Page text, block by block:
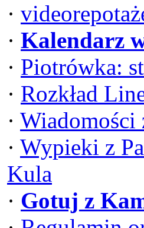
·
· Kalendarz
· Piotrówka:
· Rozkład
·
· Wypieki z
Kula
· Gotuj z